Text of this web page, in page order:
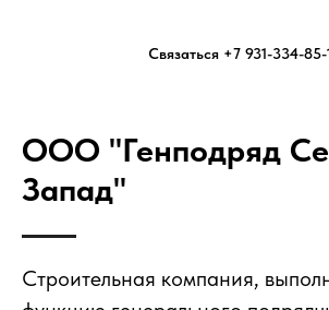
Связаться +7 931-334-85-
ООО "Генподряд
Запад"
Строительная компания,